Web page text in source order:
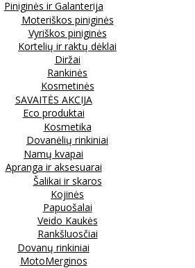
Piniginės ir Galanterija
Moteriškos piniginės
Vyriškos piniginės
Kortelių ir raktų dėklai
Diržai
Rankinės
Kosmetinės
SAVAITĖS AKCIJA
Eco produktai
Kosmetika
Dovanėlių rinkiniai
Namų kvapai
Apranga ir aksesuarai
Šalikai ir skaros
Kojinės
Papuošalai
Veido Kaukės
Rankšluosčiai
Dovanų rinkiniai
MotoMerginos